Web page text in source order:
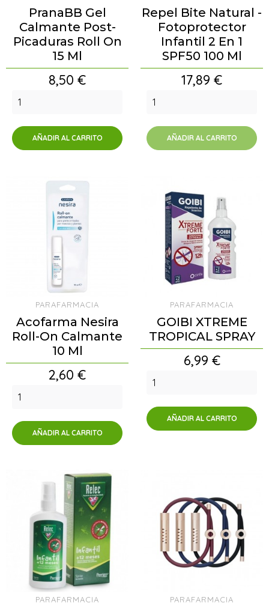
PranaBB Gel
Calmante Post-
Picaduras Roll On
15 Ml
Precio
8,50 €
AÑADIR AL CARRITO
Repel Bite Natural -
Fotoprotector
Infantil 2 En 1
SPF50 100 Ml
Precio
17,89 €
AÑADIR AL CARRITO
PARAFARMACIA
Acofarma Nesira
Roll-On Calmante
10 Ml
Precio
2,60 €
AÑADIR AL CARRITO
PARAFARMACIA
GOIBI XTREME
TROPICAL SPRAY
Precio
6,99 €
AÑADIR AL CARRITO
PARAFARMACIA PARAFARMACIA